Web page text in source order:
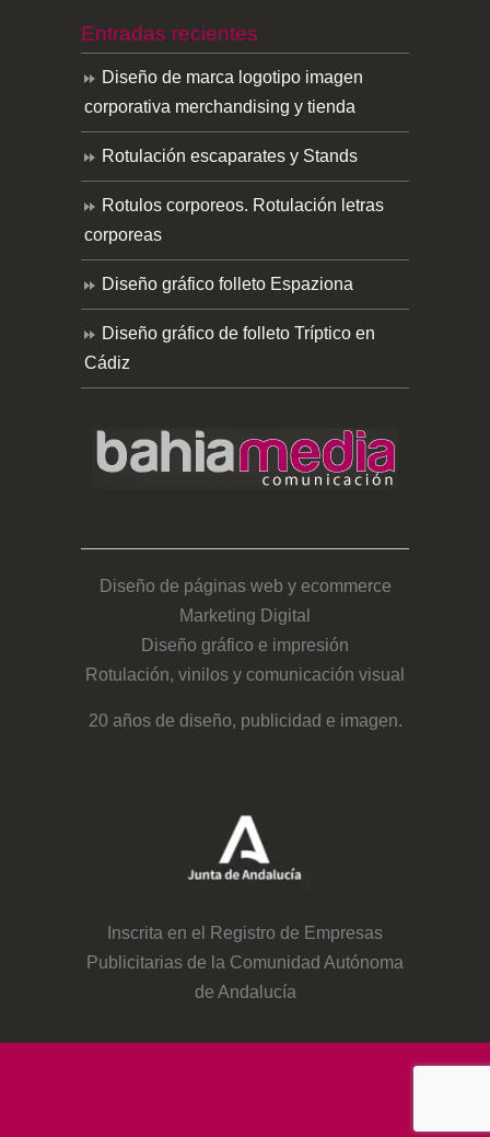
Entradas recientes
Diseño de marca logotipo imagen
corporativa merchandising y tienda
Rotulación escaparates y Stands
Rotulos corporeos. Rotulación letras
corporeas
Diseño gráfico folleto Espaziona
Diseño gráfico de folleto Tríptico en
Cádiz
Diseño de páginas web y ecommerce
Marketing Digital
Diseño gráfico e impresión
Rotulación, vinilos y comunicación visual
20 años de diseño, publicidad e imagen.
Inscrita en el Registro de Empresas
Publicitarias de la Comunidad Autónoma
de Andalucía